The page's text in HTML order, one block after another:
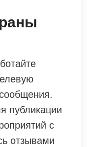
публикации
с
отзывами